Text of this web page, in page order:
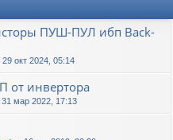
ПУШ-ПУЛ ибп Back-
29 окт 2024, 05:14
от инвертора
31 мар 2022, 17:13